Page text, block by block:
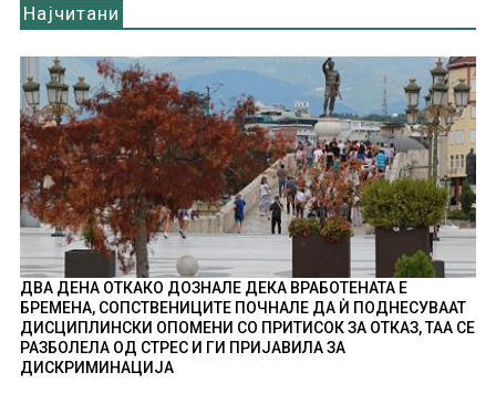
Најчитани
ДВА ДЕНА ОТКАКО ДОЗНАЛЕ ДЕКА ВРАБОТЕНАТА Е
БРЕМЕНА, СОПСТВЕНИЦИТЕ ПОЧНАЛЕ ДА Ѝ ПОДНЕСУВААТ
ДИСЦИПЛИНСКИ ОПОМЕНИ СО ПРИТИСОК ЗА ОТКАЗ, ТАА СЕ
РАЗБОЛЕЛА ОД СТРЕС И ГИ ПРИЈАВИЛА ЗА
ДИСКРИМИНАЦИЈА